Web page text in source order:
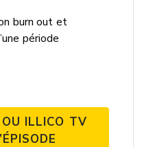
burn out et
période
ILLICO TV